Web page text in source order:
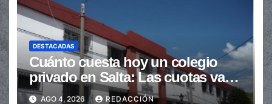
DESTACADAS
Cuánto cuesta hoy un colegio
privado en Salta: Las cuotas van
de $110.000 a más de $600.000
AGO 4, 2026 REDACCIÓN